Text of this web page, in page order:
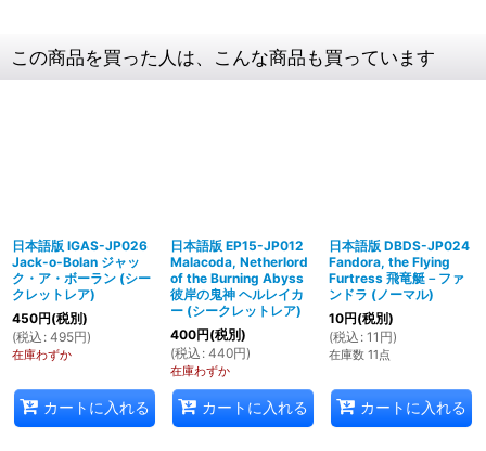
この商品を買った人は、こんな商品も買っています
日本語版 IGAS-JP026
Jack-o-Bolan ジャッ
ク・ア・ボーラン (シー
クレットレア)
450円(税別)
(税込 : 495円)
在庫わずか
カートに入れる
日本語版 EP15-JP012
Malacoda, Netherlord
of the Burning Abyss
彼岸の鬼神 ヘルレイカ
ー (シークレットレア)
400円(税別)
(税込 : 440円)
在庫わずか
カートに入れる
日本語版 DBDS-JP024
Fandora, the Flying
Furtress 飛竜艇－ファ
ンドラ (ノーマル)
10円(税別)
(税込 : 11 円)
在庫数 11点
カートに入れる